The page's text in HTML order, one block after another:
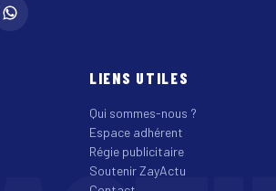
LIENS UTILES
Qui sommes-nous ?
Espace adhérent
Régie publicitaire
Soutenir ZayActu